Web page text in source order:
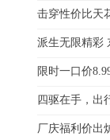
击穿性价比天
派生无限精彩
限时一口价
四驱在手，出
厂庆福利价出